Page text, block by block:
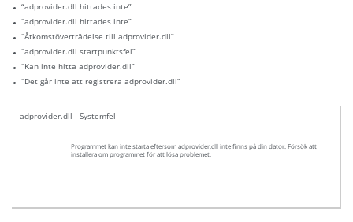
“adprovider.dll hittades inte”
“adprovider.dll hittades inte”
“Åtkomstöverträdelse till adprovider.dll”
“adprovider.dll startpunktsfel”
“Kan inte hitta adprovider.dll”
“Det går inte att registrera adprovider.dll”
adprovider.dll - Systemfel
Programmet kan inte starta eftersom adprovider.dll inte finns på din dator. Försök att
installera om programmet för att lösa problemet.